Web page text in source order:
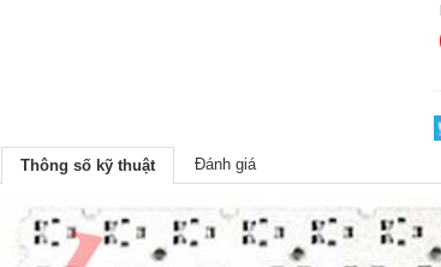
Thông số kỹ thuật Đánh giá